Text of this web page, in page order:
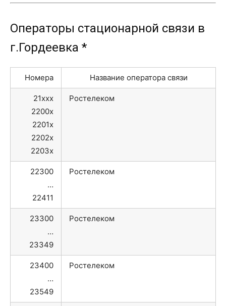
Операторы стационарной связи в
г.Гордеевка *
Номера Название оператора связи
21xxx
2200x
2201x
2202x
2203x
Ростелеком
22300
…
22411
Ростелеком
23300
…
23349
Ростелеком
23400
…
23549
Ростелеком